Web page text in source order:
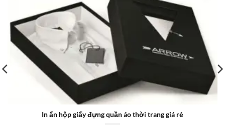
In ấn hộp giấy đựng quần áo thời trang giá rẻ